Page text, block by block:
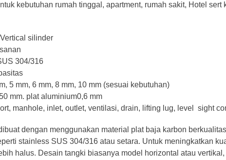
kebutuhan rumah tinggal, apartment, rumah sakit, Hotel sert
silinder
304/316
5 mm, 6 mm, 8 mm, 10 mm (sesuai kebutuhan)
mm. plat aluminium0,6 mm
inlet, outlet, ventilasi, drain, lifting lug, level sight
dengan menggunakan material plat baja karbon
stainless SUS 304/316 atau setara. Untuk meningkatkan
halus. Desain tangki biasanya model horizontal atau